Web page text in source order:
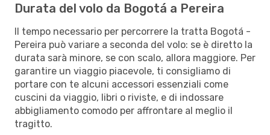
Durata del volo da Bogotá a Pereira
Il tempo necessario per percorrere la tratta Bogotá -
Pereira può variare a seconda del volo: se è diretto la
durata sarà minore, se con scalo, allora maggiore. Per
garantire un viaggio piacevole, ti consigliamo di
portare con te alcuni accessori essenziali come
cuscini da viaggio, libri o riviste, e di indossare
abbigliamento comodo per affrontare al meglio il
tragitto.